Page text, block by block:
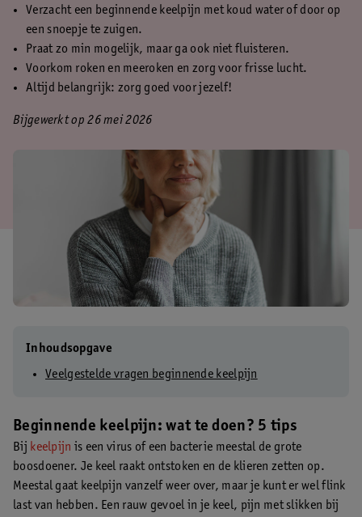
Verzacht een beginnende keelpijn met koud water of door op
een snoepje te zuigen.
Praat zo min mogelijk, maar ga ook niet fluisteren.
Voorkom roken en meeroken en zorg voor frisse lucht.
Altijd belangrijk: zorg goed voor jezelf!
Bijgewerkt op 26 mei 2026
Inhoudsopgave
Veelgestelde vragen beginnende keelpijn
Beginnende keelpijn: wat te doen? 5 tips
Bij keelpijn is een virus of een bacterie meestal de grote
boosdoener. Je keel raakt ontstoken en de klieren zetten op.
Meestal gaat keelpijn vanzelf weer over, maar je kunt er wel flink
last van hebben. Een rauw gevoel in je keel, pijn met slikken bij